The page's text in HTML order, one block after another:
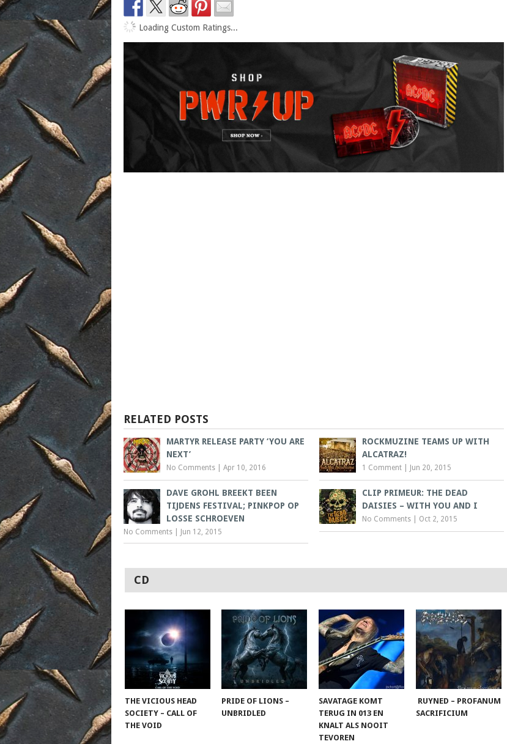
Loading Custom Ratings...
RELATED POSTS
MARTYR RELEASE PARTY ‘YOU ARE
NEXT’
No Comments Apr 10, 2016
ROCKMUZINE TEAMS UP WITH
ALCATRAZ!
1 Comment Jun 20, 2015
DAVE GROHL BREEKT BEEN
TIJDENS FESTIVAL; PINKPOP OP
LOSSE SCHROEVEN
No Comments Jun 12, 2015
CLIP PRIMEUR: THE DEAD
DAISIES – WITH YOU AND I
No Comments Oct 2, 2015
CD
THE VICIOUS HEAD
SOCIETY – CALL OF
THE VOID
PRIDE OF LIONS –
UNBRIDLED
SAVATAGE KOMT
TERUG IN 013 EN
KNALT ALS NOOIT
TEVOREN
RUYNED – PROFANUM
SACRIFICIUM